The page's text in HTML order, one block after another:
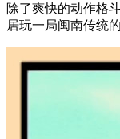
除了爽快的动作格
居玩一局闽南传统